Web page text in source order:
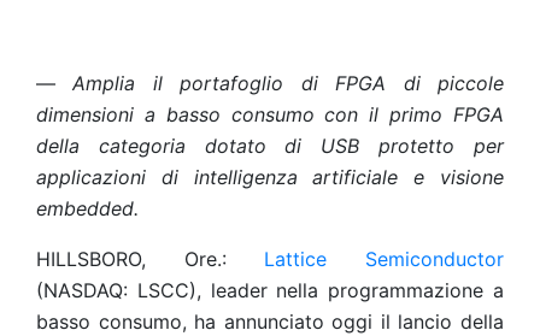
—Amplia il portafoglio di FPGA di piccole
dimensioni a basso consumo con il primo FPGA
della categoria dotato di USB protetto per
applicazioni di intelligenza artificiale e visione
embedded.
HILLSBORO, Ore.: Lattice Semiconductor
(NASDAQ: LSCC), leader nella programmazione a
basso consumo, ha annunciato oggi il lancio della